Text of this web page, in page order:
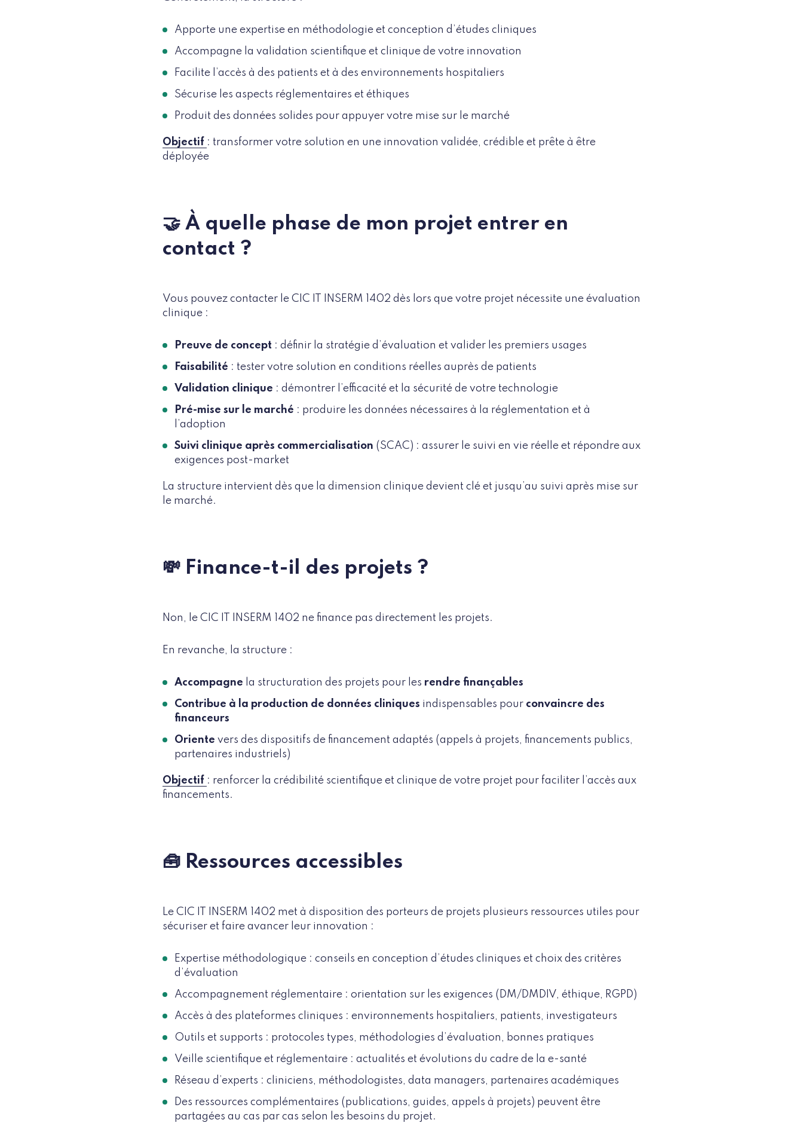
Apporte une expertise en méthodologie et conception d’études cliniques
Accompagne la validation scientifique et clinique de votre innovation
Facilite l’accès à des patients et à des environnements hospitaliers
Sécurise les aspects réglementaires et éthiques
Produit des données solides pour appuyer votre mise sur le marché
Objectif : transformer votre solution en une innovation validée, crédible et prête à être
déployée
🤝 À quelle phase de mon projet entrer en
contact ?
Vous pouvez contacter le CIC IT INSERM 1402 dès lors que votre projet nécessite une évaluation
clinique :
Preuve de concept : définir la stratégie d’évaluation et valider les premiers usages
Faisabilité : tester votre solution en conditions réelles auprès de patients
Validation clinique : démontrer l’efficacité et la sécurité de votre technologie
Pré-mise sur le marché : produire les données nécessaires à la réglementation et à
l’adoption
Suivi clinique après commercialisation (SCAC) : assurer le suivi en vie réelle et répondre aux
exigences post-market
La structure intervient dès que la dimension clinique devient clé et jusqu’au suivi après mise sur
le marché.
💸 Finance-t-il des projets ?
Non, le CIC IT INSERM 1402 ne finance pas directement les projets.
En revanche, la structure :
Accompagne la structuration des projets pour les rendre finançables
Contribue à la production de données cliniques indispensables pour convaincre des
financeurs
Oriente vers des dispositifs de financement adaptés (appels à projets, financements publics,
partenaires industriels)
Objectif : renforcer la crédibilité scientifique et clinique de votre projet pour faciliter l’accès aux
financements.
🧰 Ressources accessibles
Le CIC IT INSERM 1402 met à disposition des porteurs de projets plusieurs ressources utiles pour
sécuriser et faire avancer leur innovation :
Expertise méthodologique : conseils en conception d’études cliniques et choix des critères
d’évaluation
Accompagnement réglementaire : orientation sur les exigences (DM/DMDIV, éthique, RGPD)
Accès à des plateformes cliniques : environnements hospitaliers, patients, investigateurs
Outils et supports : protocoles types, méthodologies d’évaluation, bonnes pratiques
Veille scientifique et réglementaire : actualités et évolutions du cadre de la e-santé
Réseau d’experts : cliniciens, méthodologistes, data managers, partenaires académiques
Des ressources complémentaires (publications, guides, appels à projets) peuvent être
partagées au cas par cas selon les besoins du projet.